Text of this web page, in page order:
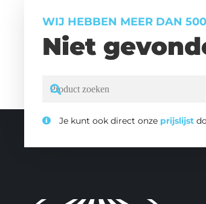
WIJ HEBBEN MEER DAN
Niet
Je kunt ook direct onze prijslijst